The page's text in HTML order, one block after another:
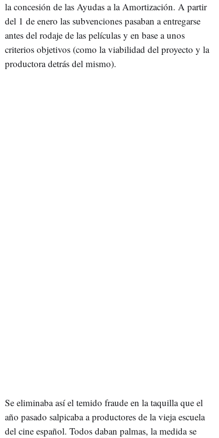
la concesión de las Ayudas a la Amortización. A partir
del 1 de enero las subvenciones pasaban a entregarse
antes del rodaje de las películas y en base a unos
criterios objetivos (como la viabilidad del proyecto y la
productora detrás del mismo).
Se eliminaba así el temido fraude en la taquilla que el
año pasado salpicaba a productores de la vieja escuela
del cine español. Todos daban palmas, la medida se